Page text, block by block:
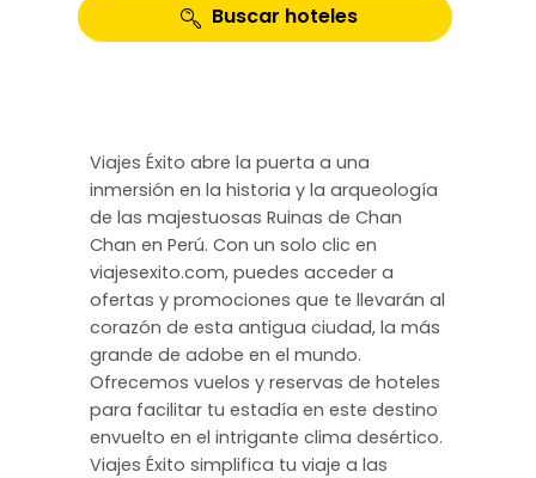
Buscar hoteles
Viajes Éxito abre la puerta a una
inmersión en la historia y la arqueología
de las majestuosas Ruinas de Chan
Chan en Perú. Con un solo clic en
viajesexito.com, puedes acceder a
ofertas y promociones que te llevarán al
corazón de esta antigua ciudad, la más
grande de adobe en el mundo.
Ofrecemos vuelos y reservas de hoteles
para facilitar tu estadía en este destino
envuelto en el intrigante clima desértico.
Viajes Éxito simplifica tu viaje a las